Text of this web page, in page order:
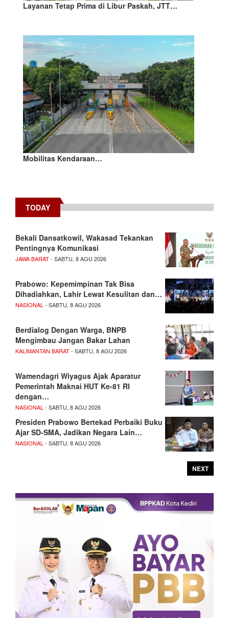
Layanan Tetap Prima di Libur Paskah, JTT…
Mobilitas Kendaraan…
TODAY
Bekali Dansatkowil, Wakasad Tekankan
Pentingnya Komunikasi
JAWA BARAT- SABTU, 8 AGU 2026
Prabowo: Kepemimpinan Tak Bisa
Dihadiahkan, Lahir Lewat Kesulitan dan…
NASIONAL- SABTU, 8 AGU 2026
Berdialog Dengan Warga, BNPB
Mengimbau Jangan Bakar Lahan
KALIMANTAN BARAT- SABTU, 8 AGU 2026
Wamendagri Wiyagus Ajak Aparatur
Pemerintah Maknai HUT Ke-81 RI
dengan…
NASIONAL- SABTU, 8 AGU 2026
Presiden Prabowo Bertekad Perbaiki Buku
Ajar SD-SMA, Jadikan Negara Lain…
NASIONAL- SABTU, 8 AGU 2026
NEXT